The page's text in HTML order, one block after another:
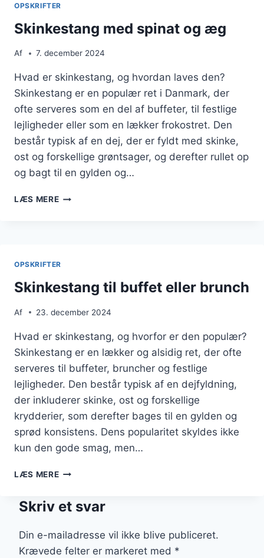
OPSKRIFTER
Skinkestang med spinat og æg
Af 7. december 2024
Hvad er skinkestang, og hvordan laves den?
Skinkestang er en populær ret i Danmark, der
ofte serveres som en del af buffeter, til festlige
lejligheder eller som en lækker frokostret. Den
består typisk af en dej, der er fyldt med skinke,
ost og forskellige grøntsager, og derefter rullet op
og bagt til en gylden og…
LÆS MERESKINKESTANG
OPSKRIFTER
Skinkestang til buffet eller brunch
Af 23. december 2024
Hvad er skinkestang, og hvorfor er den populær?
Skinkestang er en lækker og alsidig ret, der ofte
serveres til buffeter, bruncher og festlige
lejligheder. Den består typisk af en dejfyldning,
der inkluderer skinke, ost og forskellige
krydderier, som derefter bages til en gylden og
sprød konsistens. Dens popularitet skyldes ikke
kun den gode smag, men…
LÆS MERESKINKESTANG
ELLER
Skriv et svar
Din e-mailadresse vil ikke blive publiceret.
Krævede felter er markeret med *